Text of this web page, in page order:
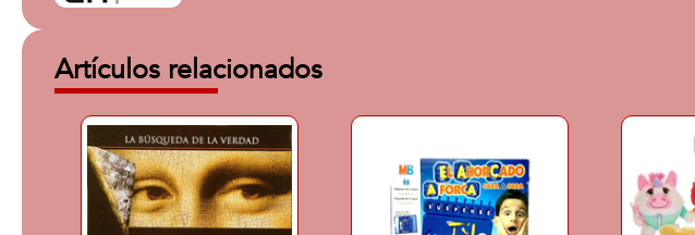
Artículos relacionados